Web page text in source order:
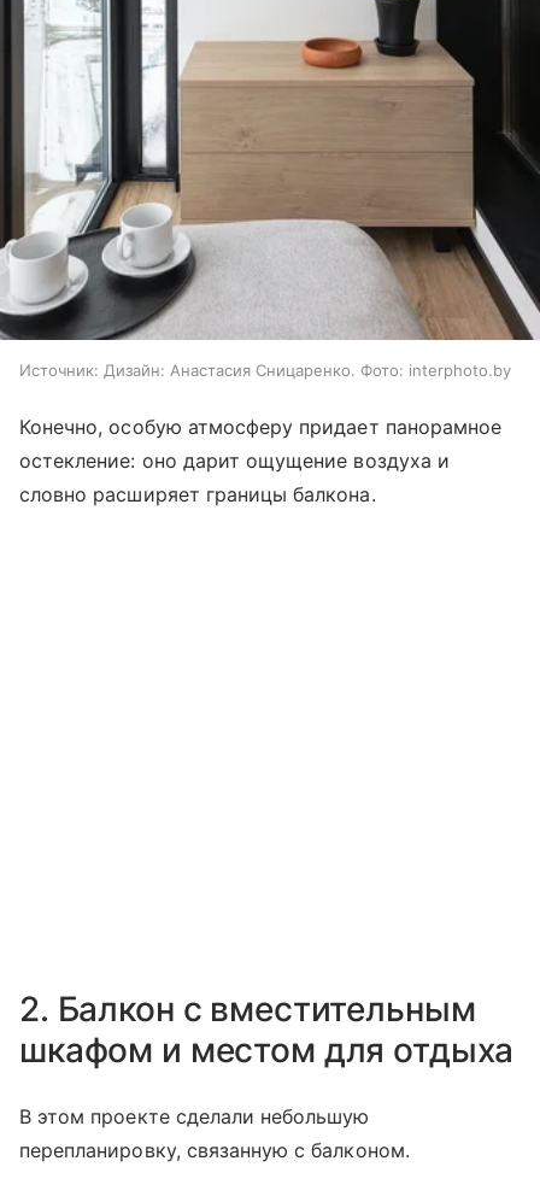
Источник: Дизайн: Анастасия Сницаренко. Фото: interphoto.by
Конечно, особую атмосферу придает панорамное
остекление: оно дарит ощущение воздуха и
словно расширяет границы балкона.
2. Балкон с вместительным
шкафом и местом для отдыха
В этом проекте сделали небольшую
перепланировку, связанную с балконом.